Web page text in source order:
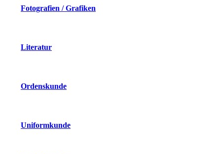
Fotografien / Grafiken
Literatur
Ordenskunde
Uniformkunde